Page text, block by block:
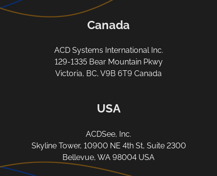
Canada
ACD Systems International Inc.
129-1335 Bear Mountain Pkwy
Victoria, BC, V9B 6T9 Canada
USA
ACDSee, Inc.
Skyline Tower, 10900 NE 4th St, Suite 2300
Bellevue, WA 98004 USA